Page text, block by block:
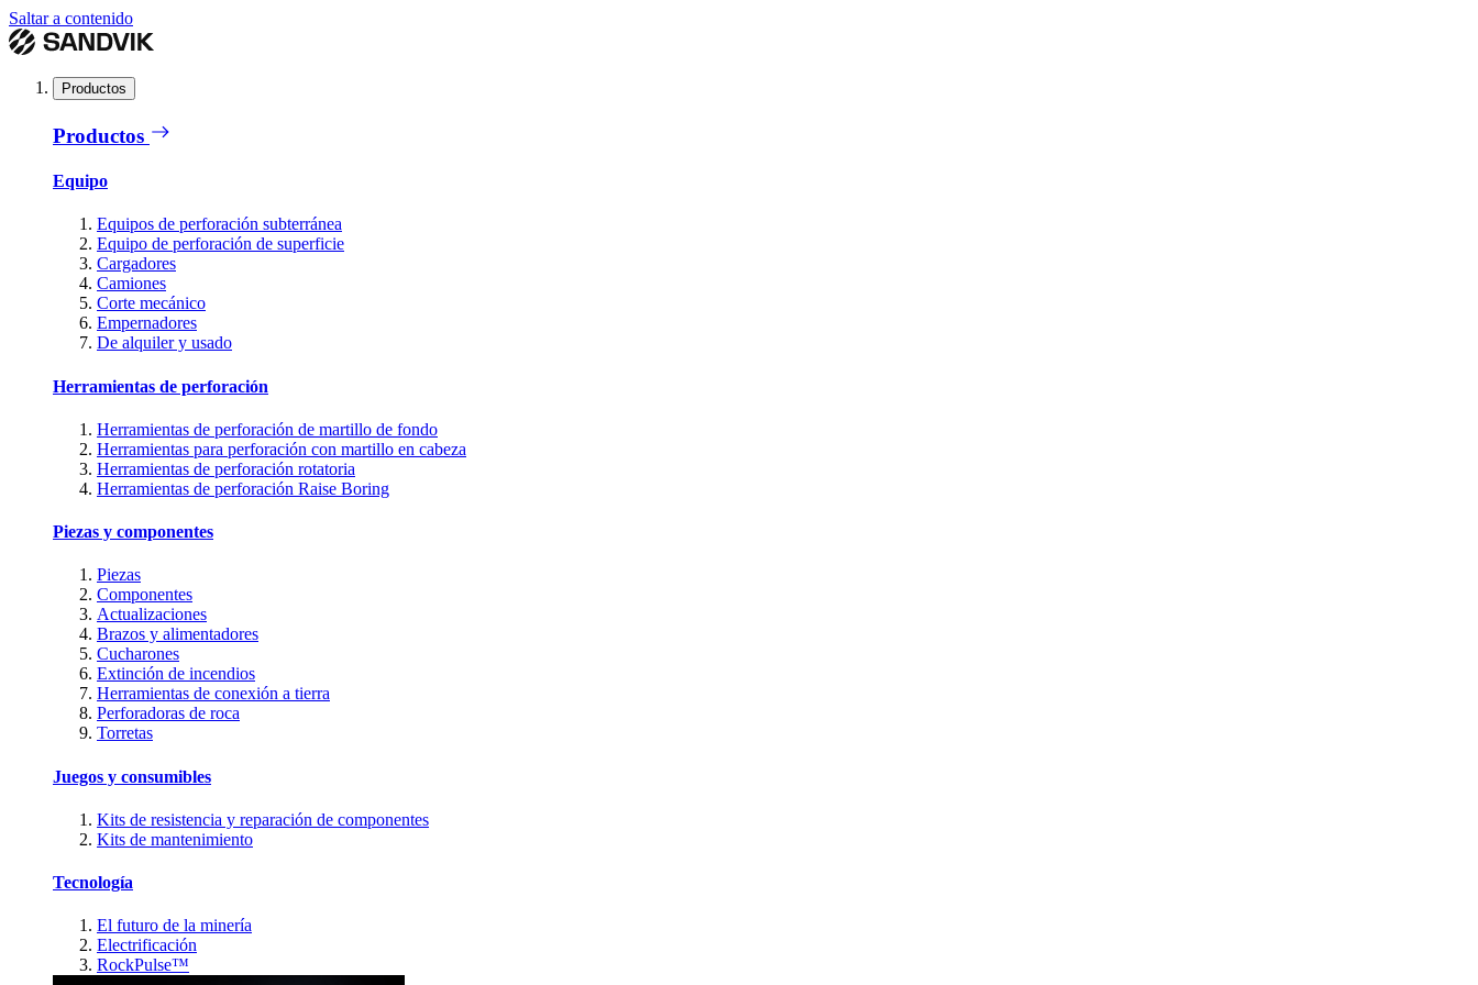
Saltar a contenido
Productos
Productos
Equipo
Equipos de perforación subterránea
Equipo de perforación de superficie
Cargadores
Camiones
Corte mecánico
Empernadores
De alquiler y usado
Herramientas de perforación
Herramientas de perforación de martillo de fondo
Herramientas para perforación con martillo en cabeza
Herramientas de perforación rotatoria
Herramientas de perforación Raise Boring
Piezas y componentes
Piezas
Componentes
Actualizaciones
Brazos y alimentadores
Cucharones
Extinción de incendios
Herramientas de conexión a tierra
Perforadoras de roca
Torretas
Juegos y consumibles
Kits de resistencia y reparación de componentes
Kits de mantenimiento
Tecnología
El futuro de la minería
Electrificación
RockPulse™